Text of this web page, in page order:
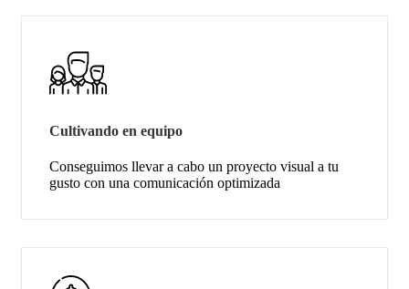
Cultivando en equipo
Conseguimos llevar a cabo un proyecto visual a tu
gusto con una comunicación optimizada